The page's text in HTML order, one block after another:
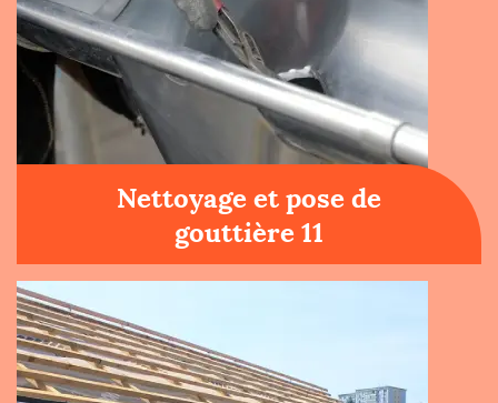
Nettoyage et pose de
gouttière 11